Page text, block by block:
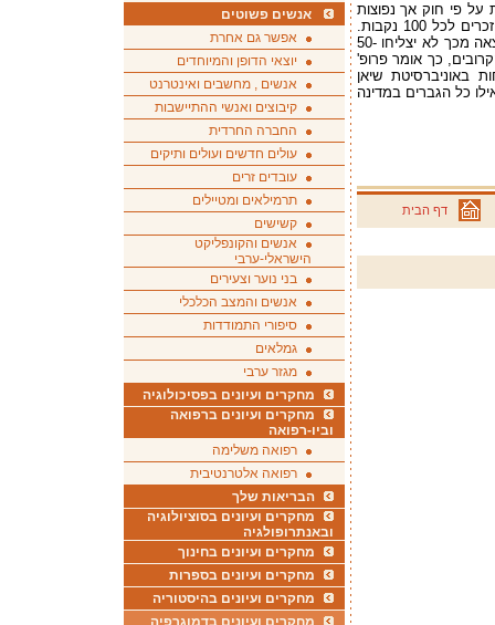
פי חוק אך נפוצות
מאוד בסין. שיעורי הילודה הנורמליים הם 106 זכרים לכל 100 נקבות.
בסין מגיע מספר היילודים הזכרים ל-118. כתוצאה מכך לא יצליחו 50-
כך אומר פרופ'
באוניברסיטת שיאן
כל הגברים במדינה
דף הבית
אנשים פשוטים
אפשר גם אחרת
יוצאי הדופן והמיוחדים
אנשים , מחשבים ואינטרנט
קיבוצים ואנשי ההתיישבות
החברה החרדית
עולים חדשים ועולים ותיקים
עובדים זרים
תרמילאים ומטיילים
קשישים
אנשים והקונפליקט
הישראלי-ערבי
בני נוער וצעירים
אנשים והמצב הכלכלי
סיפורי התמודדות
גמלאים
מגזר ערבי
מחקרים ועיונים בפסיכולוגיה
מחקרים ועיונים ברפואה
וביו-רפואה
רפואה משלימה
רפואה אלטרנטיבית
הבריאות שלך
מחקרים ועיונים בסוציולוגיה
ובאנתרופולגיה
מחקרים ועיונים בחינוך
מחקרים ועיונים בספרות
מחקרים ועיונים בהיסטוריה
מחקרים ועיונים בדמוגרפיה